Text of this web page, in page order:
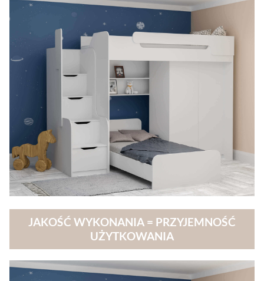
JAKOŚĆ WYKONANIA = PRZYJEMNOŚĆ
UŻYTKOWANIA